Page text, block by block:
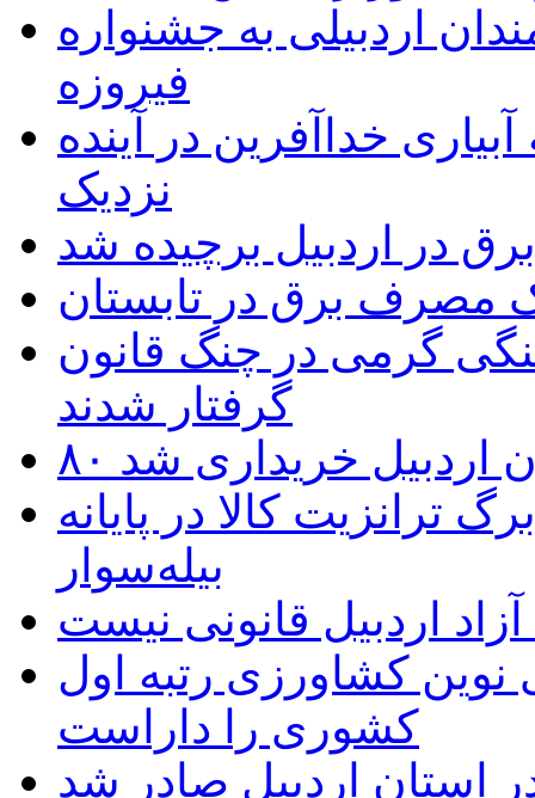
به۵۰ اثر هنرمندان اردبیلی به جشنواره
فیروزه
خداآفرین در آینده
نزدیک
مصرف برق در تابستان
گرمی در چنگ قانون
گرفتار شدند
اردبیل خریداری شد
کالا در پایانه
بیله‌سوار
اردبیل قانونی نیست
نوین کشاورزی رتبه اول
کشوری را داراست
استان اردبیل صادر شد